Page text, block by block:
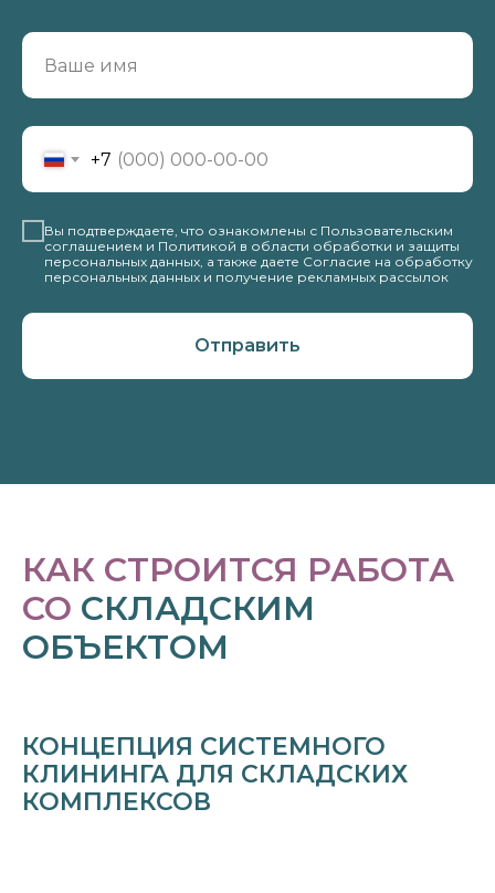
+7
Вы подтверждаете, что ознакомлены с Пользовательским
соглашением и Политикой в области обработки и защиты
персональных данных, а также даете Согласие на обработку
персональных данных и получение рекламных рассылок
Отправить
КАК СТРОИТСЯ РАБОТА
СО СКЛАДСКИМ
ОБЪЕКТОМ
КОНЦЕПЦИЯ СИСТЕМНОГО
КЛИНИНГА ДЛЯ СКЛАДСКИХ
КОМПЛЕКСОВ